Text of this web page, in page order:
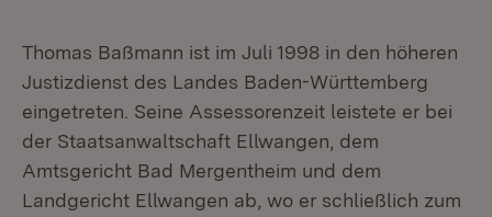
Thomas Baßmann ist im Juli 1998 in den höheren
Justizdienst des Landes Baden-Württemberg
eingetreten. Seine Assessorenzeit leistete er bei
der Staatsanwaltschaft Ellwangen, dem
Amtsgericht Bad Mergentheim und dem
Landgericht Ellwangen ab, wo er schließlich zum